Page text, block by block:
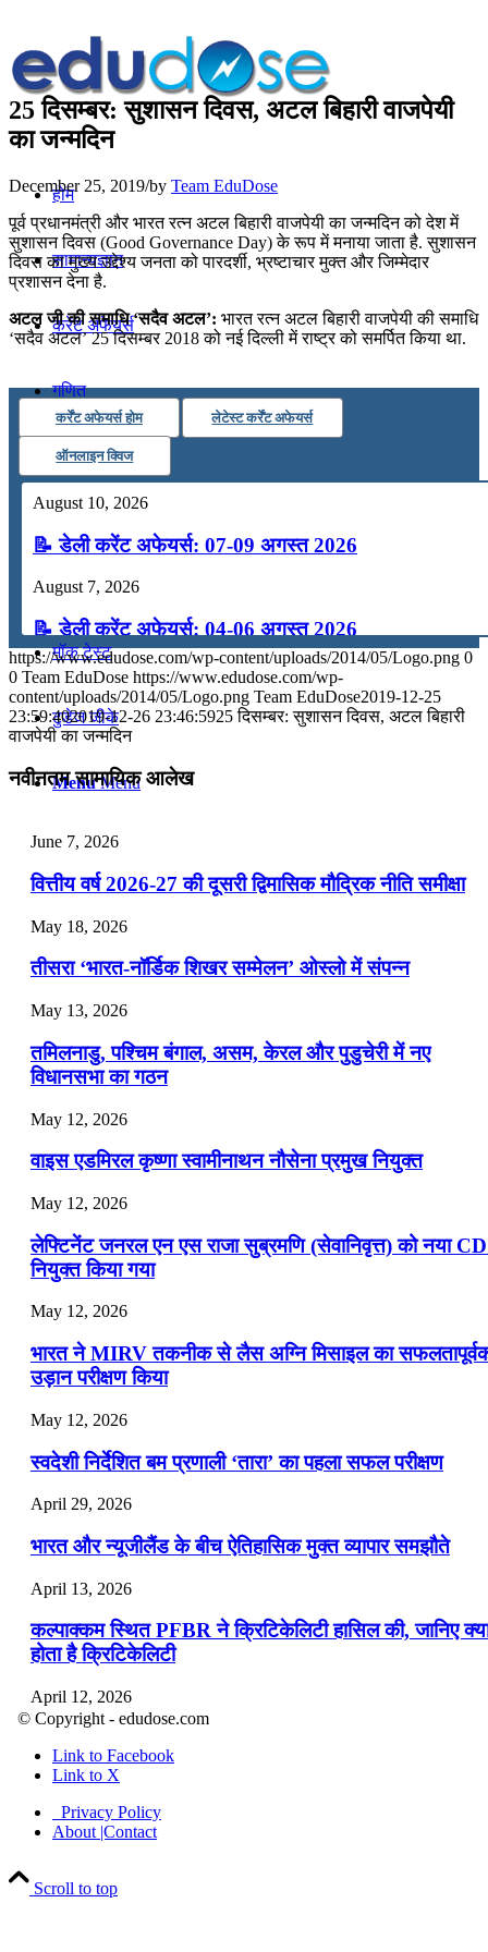
होम
सामान्यज्ञान
करेंट अफेयर्स
गणित
तर्कशक्ति
अंग्रेजी
मॉक टेस्ट
टुडेज जीके
Menu Menu
25 दिसम्बर: सुशासन दिवस, अटल बिहारी वाजपेयी
का जन्मदिन
December 25, 2019/by Team EduDose
पूर्व प्रधानमंत्री और भारत रत्न अटल बिहारी वाजपेयी का जन्मदिन को देश में
सुशासन दिवस (Good Governance Day) के रूप में मनाया जाता है. सुशासन
दिवस का मुख्य उद्देश्य जनता को पारदर्शी, भ्रष्टाचार मुक्त और जिम्मेदार
प्रशासन देना है.
अटल जी की समाधि ‘सदैव अटल’: भारत रत्न अटल बिहारी वाजपेयी की समाधि
‘सदैव अटल’ 25 दिसम्बर 2018 को नई दिल्ली में राष्ट्र को समर्पित किया था.
कर्रेंट अफेयर्स होम लेटेस्ट कर्रेंट अफेयर्स
ऑनलाइन क्विज
August 10, 2026
📝 डेली करेंट अफेयर्स: 07-09 अगस्त 2026
August 7, 2026
📝 डेली करेंट अफेयर्स: 04-06 अगस्त 2026
August 4, 2026
📝 डेली करेंट अफेयर्स: 01-03 अगस्त 2026
📝 डेली करेंट अफेयर्स: 28-31 जुलाई 2026
July 28, 2026
📝 डेली करेंट अफेयर्स: 25-27 जुलाई 2026
July 25, 2026
📝 डेली करेंट अफेयर्स: 22-24 जुलाई 2026
July 22, 2026
📝 डेली करेंट अफेयर्स: 19-21 जुलाई 2026
https://www.edudose.com/wp-content/uploads/2014/05/Logo.png 0
0 Team EduDose https://www.edudose.com/wp-
content/uploads/2014/05/Logo.png Team EduDose2019-12-25
23:59:402019-12-26 23:46:5925 दिसम्बर: सुशासन दिवस, अटल बिहारी
वाजपेयी का जन्मदिन
नवीनतम सामायिक आलेख
June 7, 2026
वित्तीय वर्ष 2026-27 की दूसरी द्विमासिक मौद्रिक नीति समीक्षा
May 18, 2026
तीसरा ‘भारत-नॉर्डिक शिखर सम्मेलन’ ओस्लो में संपन्न
May 13, 2026
तमिलनाडु, पश्चिम बंगाल, असम, केरल और पुडुचेरी में नए
विधानसभा का गठन
May 12, 2026
वाइस एडमिरल कृष्णा स्वामीनाथन नौसेना प्रमुख नियुक्त
May 12, 2026
लेफ्टिनेंट जनरल एन एस राजा सुब्रमणि (सेवानिवृत्त) को नया
नियुक्त किया गया
May 12, 2026
भारत ने MIRV तकनीक से लैस अग्नि मिसाइल का
उड़ान परीक्षण किया
May 12, 2026
स्वदेशी निर्देशित बम प्रणाली ‘तारा’ का पहला सफल परीक्षण
April 29, 2026
भारत और न्यूजीलैंड के बीच ऐतिहासिक मुक्त व्यापार समझौते
April 13, 2026
कल्पाक्कम स्थित PFBR ने क्रिटिकेलिटी हासिल की, जानिए
होता है क्रिटिकेलिटी
April 12, 2026
April 9, 2026
नासा का आर्टेमिस-2 मिशन: मनुष्य एक बार फिर से चंद्रमा के
पहुंचा
April 7, 2026
© Copyright - edudose.com
Link to Facebook
Link to X
Privacy Policy
About |Contact
Scroll to top